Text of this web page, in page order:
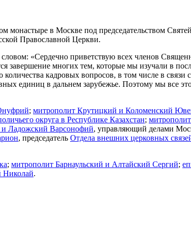
монастыре в Москве под председательством
Православной Церкви.
«Сердечно приветствую всех членов
завершение многих тем, которые мы изучали в
кадровых вопросов, в том числе в связи
единиц в дальнем зарубежье. Поэтому мы все
; митрополит Крутицкий и Коломенский
округа в Республике Казахстан;
и Ладожский Варсонофий, управляющий делами
, председатель Отдела внешних церковных
; митрополит Барнаульский и Алтайский Сергий;
Николай.